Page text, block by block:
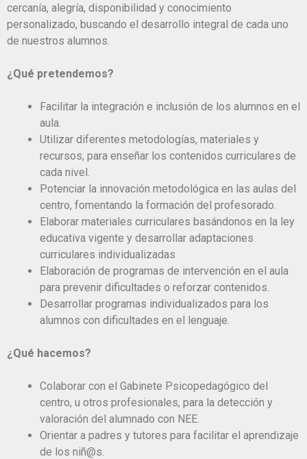
cercanía, alegría, disponibilidad y conocimiento
personalizado, buscando el desarrollo integral de cada uno
de nuestros alumnos.
¿Qué pretendemos?
Facilitar la integración e inclusión de los alumnos en el
aula.
Utilizar diferentes metodologías, materiales y
recursos, para enseñar los contenidos curriculares de
cada nivel.
Potenciar la innovación metodológica en las aulas del
centro, fomentando la formación del profesorado.
Elaborar materiales curriculares basándonos en la ley
educativa vigente y desarrollar adaptaciones
curriculares individualizadas
Elaboración de programas de intervención en el aula
para prevenir dificultades o reforzar contenidos.
Desarrollar programas individualizados para los
alumnos con dificultades en el lenguaje.
¿Qué hacemos?
Colaborar con el Gabinete Psicopedagógico del
centro, u otros profesionales, para la detección y
valoración del alumnado con NEE.
Orientar a padres y tutores para facilitar el aprendizaje
de los niñ@s.